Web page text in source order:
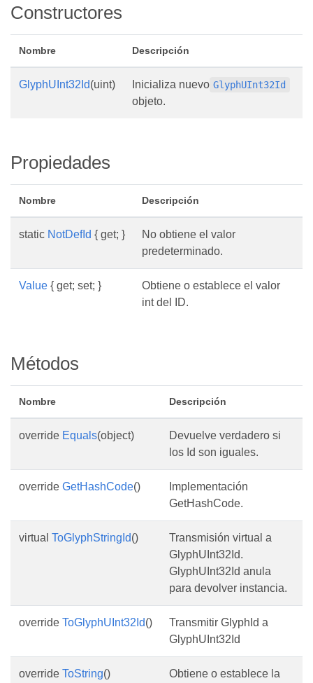
Constructores
Nombre Descripción
GlyphUInt32Id(uint) Inicializa nuevo GlyphUInt32Id
objeto.
Propiedades
Nombre Descripción
static NotDefId { get; }
No obtiene el valor
predeterminado.
Value { get; set; }
Obtiene o establece el valor
int del ID.
Métodos
Nombre Descripción
override Equals(object)
Devuelve verdadero si
los Id son iguales.
override GetHashCode()
Implementación
GetHashCode.
virtual ToGlyphStringId()
Transmisión virtual a
GlyphUInt32Id.
GlyphUInt32Id anula
para devolver instancia.
override ToGlyphUInt32Id()
Transmitir GlyphId a
GlyphUInt32Id
override ToString()
Obtiene o establece la